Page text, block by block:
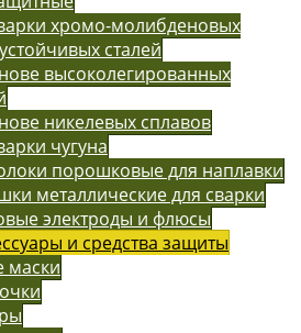
хромо-молибденовых
сталей
высоколегированных
никелевых сплавов
чугуна
порошковые для наплавки
металлические для сварки
электроды и флюсы
и средства защиты
маски